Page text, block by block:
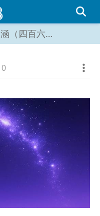
品格與內涵（四百六十八）
0